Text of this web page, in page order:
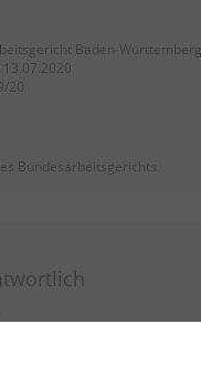
Baden-Württemberg
20
Bundesarbeitsgerichts